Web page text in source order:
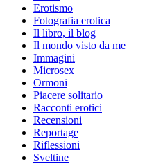
Erotismo
Fotografia erotica
Il libro, il blog
Il mondo visto da me
Immagini
Microsex
Ormoni
Piacere solitario
Racconti erotici
Recensioni
Reportage
Riflessioni
Sveltine